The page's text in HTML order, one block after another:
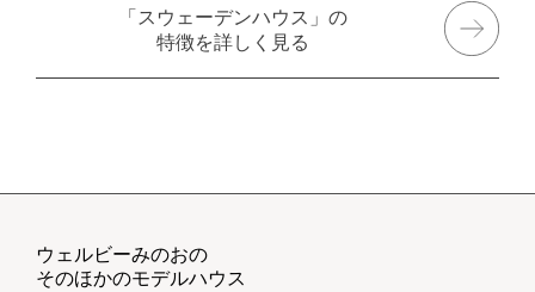
「スウェーデンハウス」の
特徴を詳しく見る
ウェルビーみのおの
そのほかのモデルハウス